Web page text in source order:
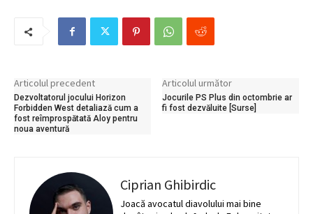
Articolul precedent
Dezvoltatorul jocului Horizon
Forbidden West detaliază cum a
fost reîmprospătată Aloy pentru
noua aventură
Articolul următor
Jocurile PS Plus din octombrie ar
fi fost dezvăluite [Surse]
Ciprian Ghibirdic
Joacă avocatul diavolului mai bine